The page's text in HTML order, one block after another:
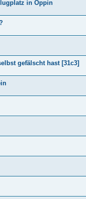
in Oppin
gefälscht hast [31c3]